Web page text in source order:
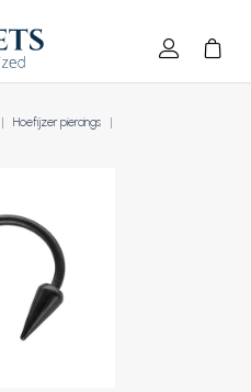
Hoefijzer piercings